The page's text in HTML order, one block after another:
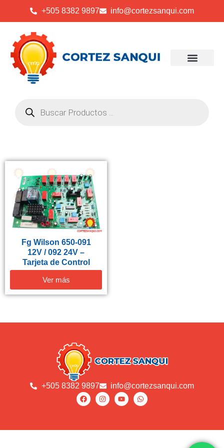
+505 8382 9897 info@cortezsanqui.com
Fg Wilson 650-091
12V / 092 24V –
Tarjeta de Control
Ver más
+505 8382 9897 info@cortezsanqui.com